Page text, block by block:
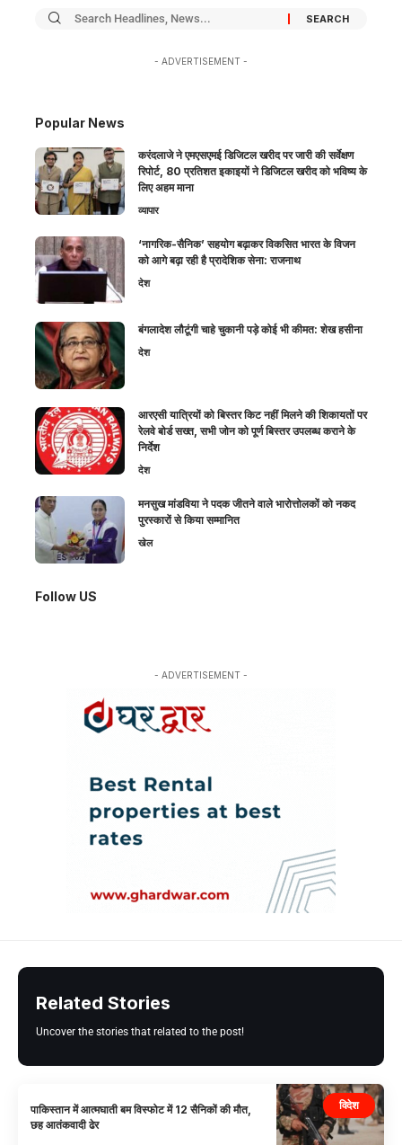
- ADVERTISEMENT -
Popular News
करंदलाजे ने एमएसएमई डिजिटल खरीद पर जारी की सर्वेक्षण
रिपोर्ट, 80 प्रतिशत इकाइयों ने डिजिटल खरीद को भविष्य के
लिए अहम माना
व्यापार
‘नागरिक-सैनिक’ सहयोग बढ़ाकर विकसित भारत के विजन
को आगे बढ़ा रही है प्रादेशिक सेना: राजनाथ
देश
बंगलादेश लौटूंगी चाहे चुकानी पड़े कोई भी कीमत: शेख हसीना
देश
आरएसी यात्रियों को बिस्तर किट नहीं मिलने की शिकायतों पर
रेलवे बोर्ड सख्त, सभी जोन को पूर्ण बिस्तर उपलब्ध कराने के
निर्देश
देश
मनसुख मांडविया ने पदक जीतने वाले भारोत्तोलकों को नकद
पुरस्कारों से किया सम्मानित
खेल
Follow US
- ADVERTISEMENT -
Related Stories
Uncover the stories that related to the post!
विदेश
पाकिस्तान में आत्मघाती बम विस्फोट में 12 सैनिकों की मौत,
छह आतंकवादी ढेर